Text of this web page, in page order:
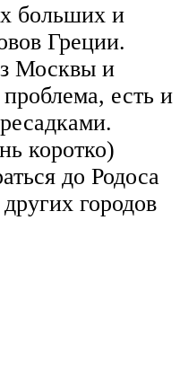
больших и
Греции.
Москвы и
есть и
коротко)
до Родоса
городов